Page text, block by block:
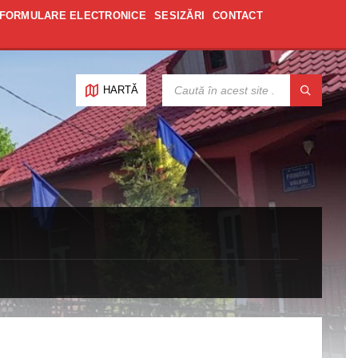
FORMULARE ELECTRONICE SESIZĂRI CONTACT
HARTĂ
CAUTĂ: